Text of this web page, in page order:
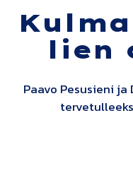
lien
Paavo Pesusieni